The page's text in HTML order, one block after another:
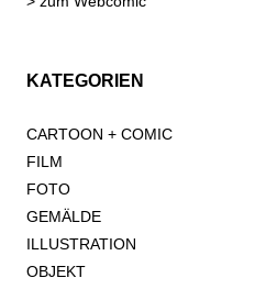
KATEGORIEN
CARTOON + COMIC
FILM
FOTO
GEMÄLDE
ILLUSTRATION
OBJEKT